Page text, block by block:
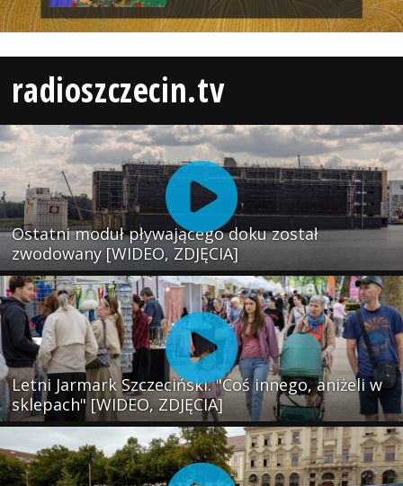
radioszczecin.tv
Ostatni moduł pływającego doku został
zwodowany [WIDEO, ZDJĘCIA]
Letni Jarmark Szczeciński. "Coś innego, aniżeli w
sklepach" [WIDEO, ZDJĘCIA]